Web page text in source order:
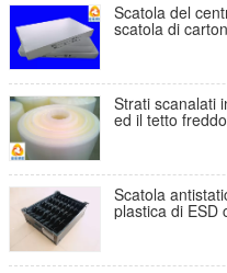
Scatola del
scatola di
plastica
Strati scanalati
ed il tetto
Scatola
plastica di ESD